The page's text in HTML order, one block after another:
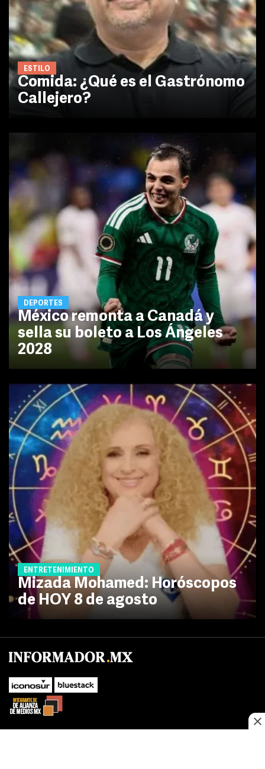
ESTILO
Comida: ¿Qué es el Gastrónomo
Callejero?
DEPORTES
México remonta a Canadá y
sella su boleto a Los Ángeles
2028
ENTRETENIMIENTO
Mizada Mohamed: Horóscopos
de HOY 8 de agosto